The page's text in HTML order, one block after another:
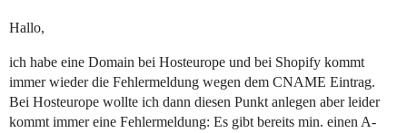
Hallo,
ich habe eine Domain bei Hosteurope und bei Shopify kommt
immer wieder die Fehlermeldung wegen dem CNAME Eintrag.
Bei Hosteurope wollte ich dann diesen Punkt anlegen aber leider
kommt immer eine Fehlermeldung: Es gibt bereits min. einen A-